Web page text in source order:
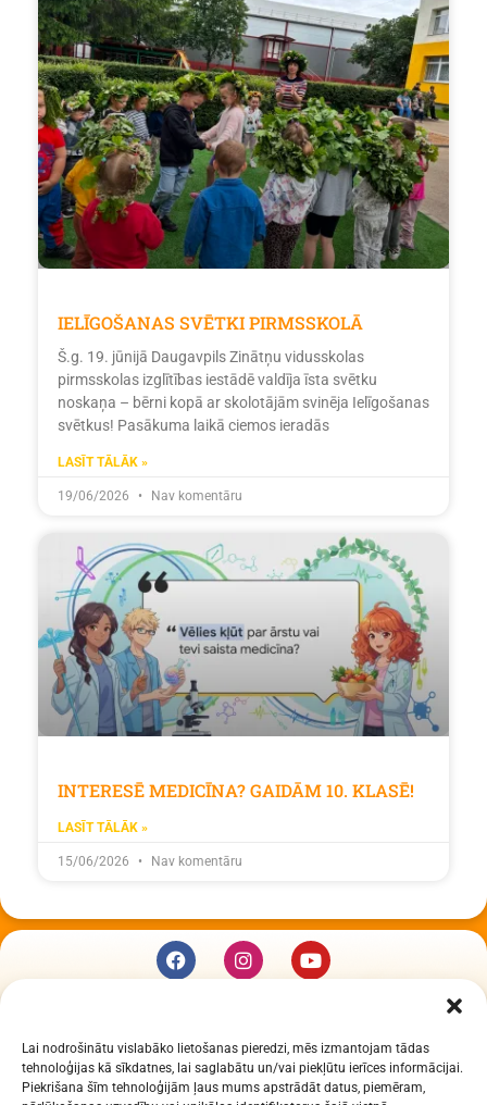
Lai nodrošinātu vislabāko lietošanas pieredzi, mēs izmantojam tādas
tehnoloģijas kā sīkdatnes, lai saglabātu un/vai piekļūtu ierīces informācijai.
Piekrišana šīm tehnoloģijām ļaus mums apstrādāt datus, piemēram,
IELĪGOŠANAS SVĒTKI PIRMSSKOLĀ
Š.g. 19. jūnijā Daugavpils Zinātņu vidusskolas
pirmsskolas izglītības iestādē valdīja īsta svētku
noskaņa – bērni kopā ar skolotājām svinēja Ielīgošanas
svētkus! Pasākuma laikā ciemos ieradās
LASĪT TĀLĀK »
19/06/2026 Nav komentāru
INTERESĒ MEDICĪNA? GAIDĀM 10. KLASĒ!
LASĪT TĀLĀK »
15/06/2026 Nav komentāru
Daugavpils Zinātņu vidusskola
Raiņa iela 30, Daugavpils, LV-5401